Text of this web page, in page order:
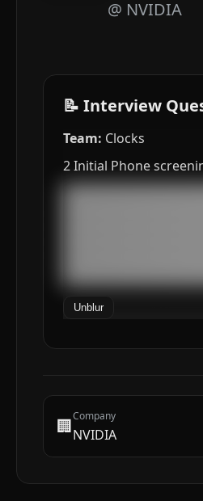
@ NVIDIA
📝 Interview
Team: Clocks
2 Initial Phone
Unblur
🏢Company
NVIDIA